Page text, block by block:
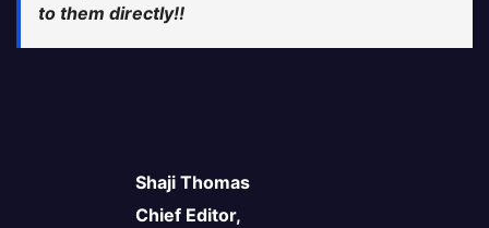
to them directly!!
Shaji Thomas
Chief Editor,